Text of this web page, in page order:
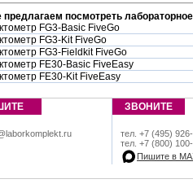
предлагаем посмотреть
FG3-Basic FiveGo
FG3-Kit FiveGo
FG3-Fieldkit FiveGo
FE30-Basic FiveEasy
FE30-Kit FiveEasy
ЗВОНИТЕ
тел. +7 (495)
тел. +7 (800)
Пишите в